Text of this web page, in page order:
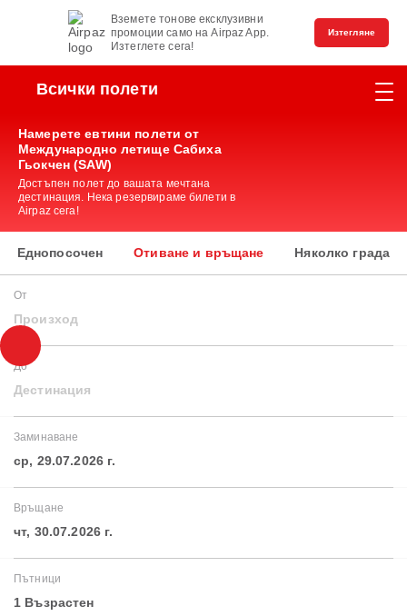
Вземете тонове ексклузивни
промоции само на Airpaz App.
Изтеглете сега!
Изтегляне
Всички полети
Намерете евтини полети от
Международно летище Сабиха
Гьокчен (SAW)
Достъпен полет до вашата мечтана
дестинация. Нека резервираме билети в
Airpaz сега!
Еднопосочен Отиване и връщане Няколко града
От
Произход
До
Дестинация
Заминаване
ср, 29.07.2026 г.
Връщане
чт, 30.07.2026 г.
Пътници
1 Възрастен